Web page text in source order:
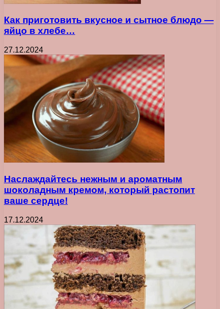
Как приготовить вкусное и сытное блюдо —
яйцо в хлебе…
27.12.2024
Наслаждайтесь нежным и ароматным
шоколадным кремом, который растопит
ваше сердце!
17.12.2024